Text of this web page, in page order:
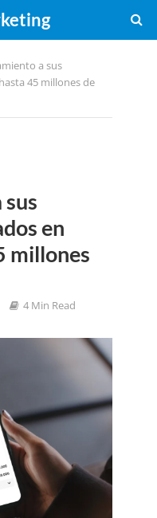
a sus
45 millones de
en
millones
4 Min Read